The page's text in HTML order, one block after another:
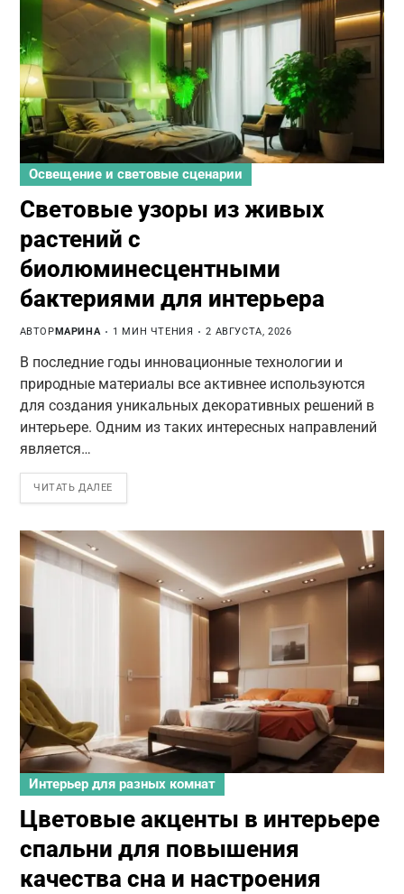
Освещение и световые сценарии
Световые узоры из живых
растений с
биолюминесцентными
бактериями для интерьера
АВТОРМАРИНА 1 МИН ЧТЕНИЯ 2 АВГУСТА, 2026
В последние годы инновационные технологии и
природные материалы все активнее используются
для создания уникальных декоративных решений в
интерьере. Одним из таких интересных направлений
является…
ЧИТАТЬ ДАЛЕЕ
Интерьер для разных комнат
Цветовые акценты в интерьере
спальни для повышения
качества сна и настроения